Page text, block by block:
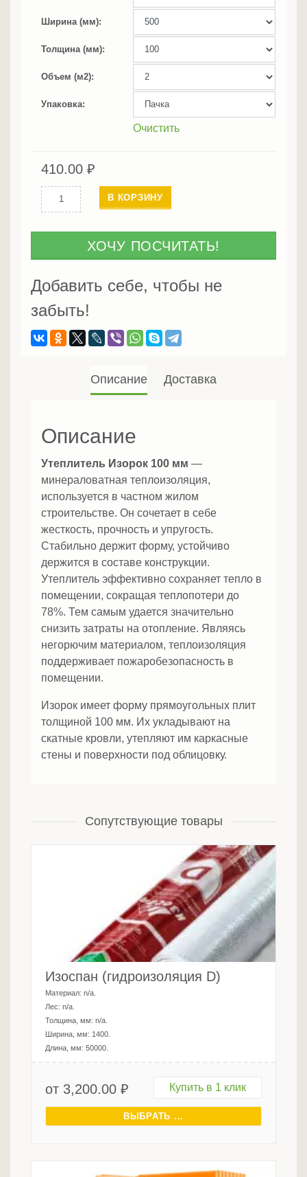
Ширина (мм)
Толщина (мм)
Объем (м2)
Упаковка
Очистить
410.00 ₽
Количество
Утеплитель
мм
В КОРЗИНУ
ХОЧУ ПОСЧИТАТЬ!
Добавить себе, чтобы не
забыть!
Описание Доставка
Описание
Утеплитель Изорок 100 мм —
минераловатная теплоизоляция,
используется в частном жилом
строительстве. Он сочетает в себе
жесткость, прочность и упругость.
Стабильно держит форму, устойчиво
держится в составе конструкции.
Утеплитель эффективно сохраняет тепло в
помещении, сокращая теплопотери до
78%. Тем самым удается значительно
снизить затраты на отопление. Являясь
негорючим материалом, теплоизоляция
поддерживает пожаробезопасность в
помещении.
Изорок имеет форму прямоугольных плит
толщиной 100 мм. Их укладывают на
скатные кровли, утепляют им каркасные
стены и поверхности под облицовку.
Сопутствующие товары
Изоспан (гидроизоляция D)
Материал: n/a
Лес: n/a
Толщина, мм: n/a
Ширина, мм: 1400
Длина, мм: 50000
от 3,200.00 ₽ Купить в 1 клик
ВЫБРАТЬ ...